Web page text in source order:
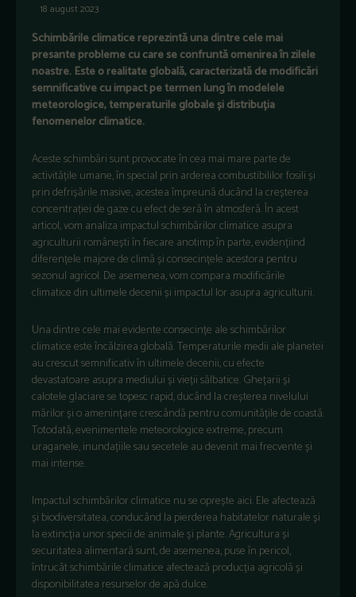
18 august 2023
Schimbările climatice reprezintă una dintre cele mai
presante probleme cu care se confruntă omenirea în zilele
noastre. Este o realitate globală, caracterizată de modificări
semnificative cu impact pe termen lung în modelele
meteorologice, temperaturile globale și distribuția
fenomenelor climatice.
Aceste schimbări sunt provocate în cea mai mare parte de
activitățile umane, în special prin arderea combustibililor fosili și
prin defrișările masive, acestea împreună ducând la creșterea
concentrației de gaze cu efect de seră în atmosferă. În acest
articol, vom analiza impactul schimbărilor climatice asupra
agriculturii românești în fiecare anotimp în parte, evidențiind
diferențele majore de climă și consecințele acestora pentru
sezonul agricol. De asemenea, vom compara modificările
climatice din ultimele decenii și impactul lor asupra agriculturii.
Una dintre cele mai evidente consecințe ale schimbărilor
climatice este încălzirea globală. Temperaturile medii ale planetei
au crescut semnificativ în ultimele decenii, cu efecte
devastatoare asupra mediului și vieții sălbatice. Ghețarii și
calotele glaciare se topesc rapid, ducând la creșterea nivelului
mărilor și o amenințare crescândă pentru comunitățile de coastă.
Totodată, evenimentele meteorologice extreme, precum
uraganele, inundațiile sau secetele au devenit mai frecvente și
mai intense.
Impactul schimbărilor climatice nu se oprește aici. Ele afectează
și biodiversitatea, conducând la pierderea habitatelor naturale și
la extincția unor specii de animale și plante. Agricultura și
securitatea alimentară sunt, de asemenea, puse în pericol,
întrucât schimbările climatice afectează producția agricolă și
disponibilitatea resurselor de apă dulce.